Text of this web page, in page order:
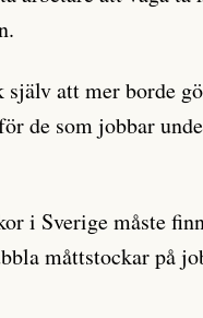
att mer borde
de som jobbar
i Sverige måste
måttstockar på